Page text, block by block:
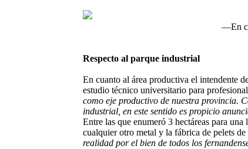
—En
Respecto al parque industrial
En cuanto al área productiva el intendente
estudio técnico universitario para
como eje productivo de nuestra provincia.
industrial, en este sentido es propicio
Entre las que enumeró 3 hectáreas para
cualquier otro metal y la fábrica de pelets de
realidad por el bien de todos los